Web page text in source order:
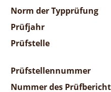
Norm der Typprüfung
Prüfjahr
Prüfstelle
Prüfstellennummer
Nummer des